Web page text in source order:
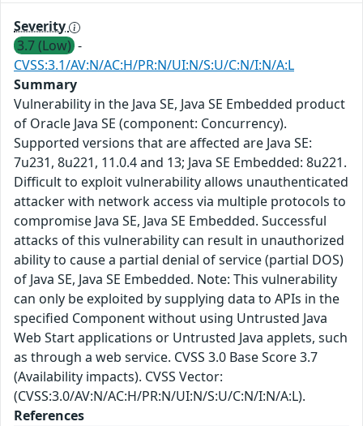
Severity
3.7 (Low) -
CVSS:3.1/AV:N/AC:H/PR:N/UI:N/S:U/C:N/I:N/A:L
Summary
Vulnerability in the Java SE, Java SE Embedded product
of Oracle Java SE (component: Concurrency).
Supported versions that are affected are Java SE:
7u231, 8u221, 11.0.4 and 13; Java SE Embedded: 8u221.
Difficult to exploit vulnerability allows unauthenticated
attacker with network access via multiple protocols to
compromise Java SE, Java SE Embedded. Successful
attacks of this vulnerability can result in unauthorized
ability to cause a partial denial of service (partial DOS)
of Java SE, Java SE Embedded. Note: This vulnerability
can only be exploited by supplying data to APIs in the
specified Component without using Untrusted Java
Web Start applications or Untrusted Java applets, such
as through a web service. CVSS 3.0 Base Score 3.7
(Availability impacts). CVSS Vector:
(CVSS:3.0/AV:N/AC:H/PR:N/UI:N/S:U/C:N/I:N/A:L).
References